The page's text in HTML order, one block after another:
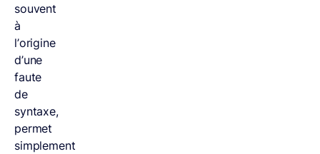
souvent
à
l’origine
d’une
faute
de
syntaxe,
permet
simplement